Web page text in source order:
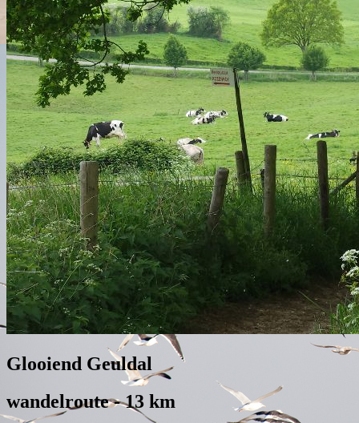
Glooiend Geuldal
wandelroute - 13 km